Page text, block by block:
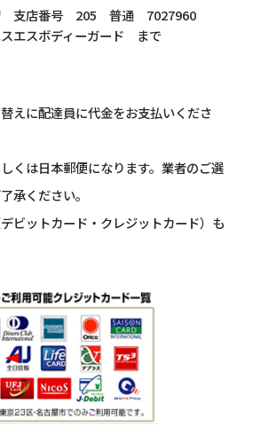
支店番号 205 普通 7027960
エスボディーガード まで
えに配達員に代金をお支払いくださ
くは日本郵便になります。業者のご選
承ください。
ビットカード・クレジットカード）も